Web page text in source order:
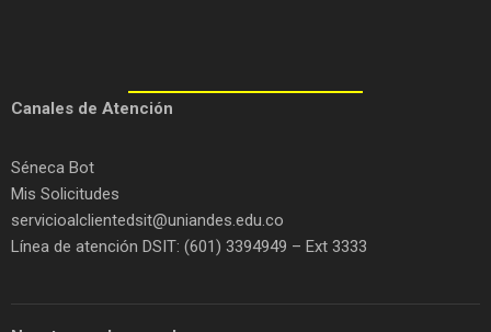
Canales de Atención
Séneca Bot
Mis Solicitudes
servicioalclientedsit@uniandes.edu.co
Línea de atención DSIT: (601) 3394949 – Ext 3333